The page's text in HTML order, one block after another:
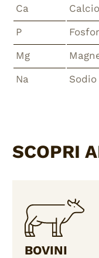
Ca
Calcio
P
Mg
Na
Sodio
SCOPRI
BOVINI